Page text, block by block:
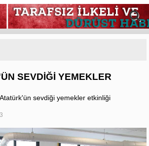
SEVDİĞİ YEMEKLER
sevdiği yemekler etkinliği